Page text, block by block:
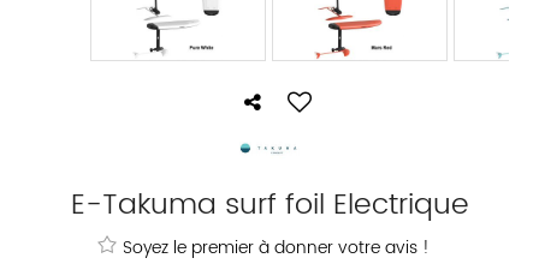
E-Takuma surf foil Electrique
Soyez le premier à donner votre avis !